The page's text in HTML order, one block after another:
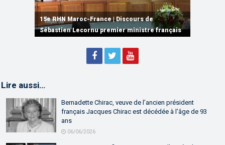
15e RHN Maroc-France | Signature de
plusieurs accords de coopération et de
partenariat
15e RHN Maroc-France | Discours de
Sébastien Lecornu premier ministre français
15e Réunion de Haut Niveau Maroc-France |
Discours de M. Aziz Akhannouch
Lire aussi…
Bernadette Chirac, veuve de l’ancien président
français Jacques Chirac est décédée à l’âge de 93
ans
06/06/2026